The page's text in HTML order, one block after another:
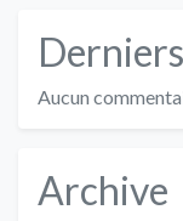
Aucun
Archive